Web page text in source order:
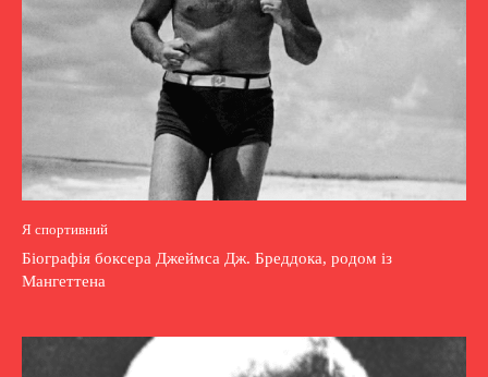
Я спортивний
Біографія боксера Джеймса Дж. Бреддока, родом із
Мангеттена